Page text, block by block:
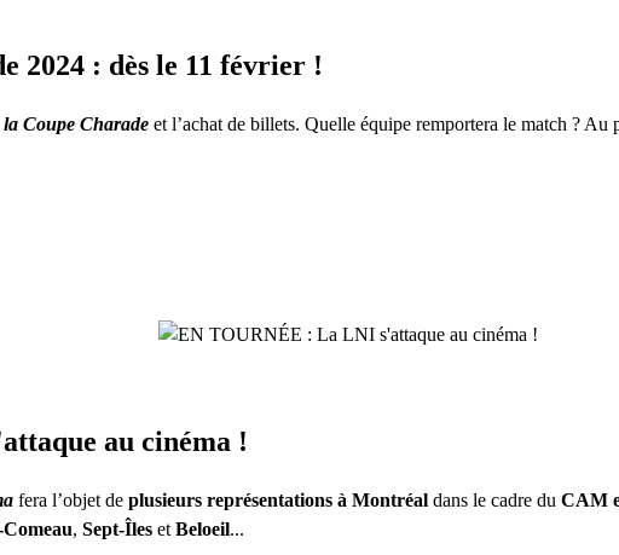
2024 : dès le 11 février !
la Coupe Charade et l’achat de billets. Quelle équipe remportera le match ? Au
au cinéma !
fera l’objet de plusieurs représentations à Montréal dans le cadre du CAM
, Sept-Îles et Beloeil...